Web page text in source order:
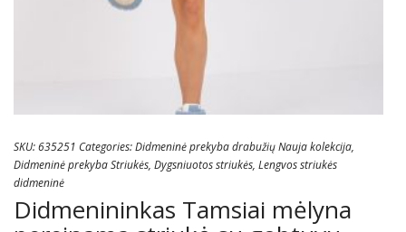
SKU:635251 Categories:Didmeninė prekyba drabužių Nauja kolekcija,
Didmeninė prekyba Striukės, Dygsniuotos striukės, Lengvos striukės
didmeninė
Didmenininkas Tamsiai mėlyna